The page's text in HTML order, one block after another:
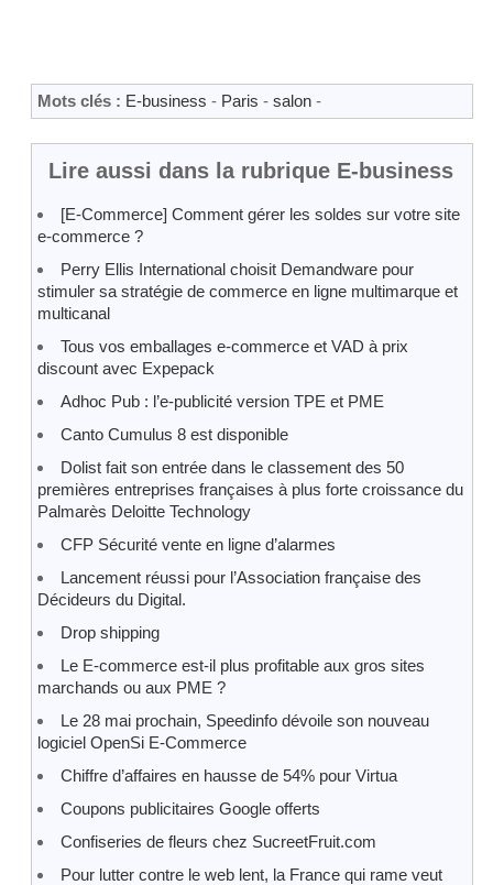
Mots clés : E-business - Paris - salon -
Lire aussi dans la rubrique E-business
[E-Commerce] Comment gérer les soldes sur votre site
e-commerce ?
Perry Ellis International choisit Demandware pour
stimuler sa stratégie de commerce en ligne multimarque et
multicanal
Tous vos emballages e-commerce et VAD à prix
discount avec Expepack
Adhoc Pub : l’e-publicité version TPE et PME
Canto Cumulus 8 est disponible
Dolist fait son entrée dans le classement des 50
premières entreprises françaises à plus forte croissance du
Palmarès Deloitte Technology
CFP Sécurité vente en ligne d’alarmes
Lancement réussi pour l’Association française des
Décideurs du Digital.
Drop shipping
Le E-commerce est-il plus profitable aux gros sites
marchands ou aux PME ?
Le 28 mai prochain, Speedinfo dévoile son nouveau
logiciel OpenSi E-Commerce
Chiffre d’affaires en hausse de 54% pour Virtua
Coupons publicitaires Google offerts
Confiseries de fleurs chez SucreetFruit.com
Pour lutter contre le web lent, la France qui rame veut